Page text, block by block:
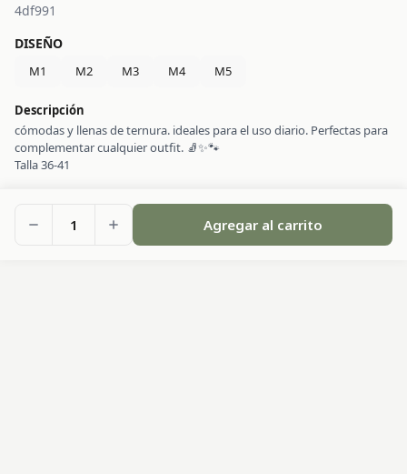
4df991
DISEÑO
M1 M2 M3 M4 M5
Descripción
cómodas y llenas de ternura. ideales para el uso diario. Perfectas para
complementar cualquier outfit. 🧦✨🐾
Talla 36-41
1 Agregar al carrito